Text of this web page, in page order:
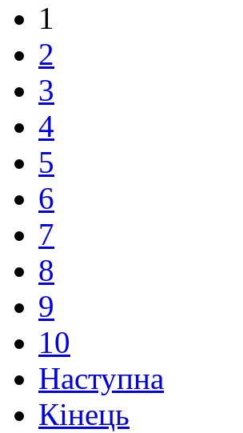
1
2
3
4
5
6
7
8
9
10
Наступна
Кінець